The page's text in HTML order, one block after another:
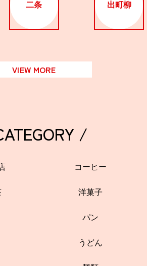
二条 出町柳
VIEW MORE
/
コーヒー
洋菓子
パン
うどん